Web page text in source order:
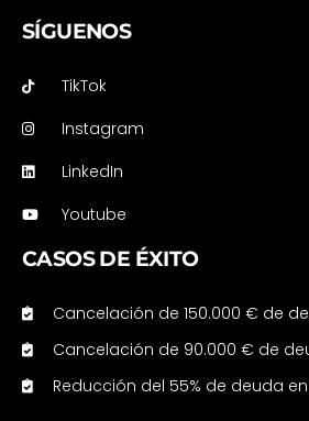
SÍGUENOS
TikTok
Instagram
LinkedIn
Youtube
CASOS DE ÉXITO
Cancelación de 150.000 € de
Cancelación de 90.000 € de
Reducción del 55% de deuda